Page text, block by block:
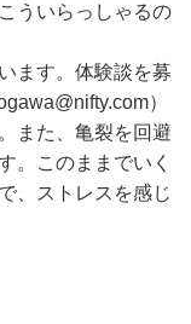
ういらっしゃるの
ます。体験談を募
）
また、亀裂を回避
。このままでいく
、ストレスを感じ